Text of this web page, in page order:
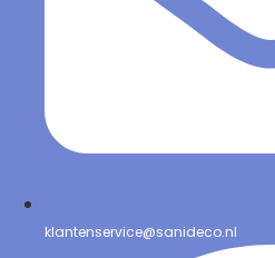
klantenservice@sanideco.nl